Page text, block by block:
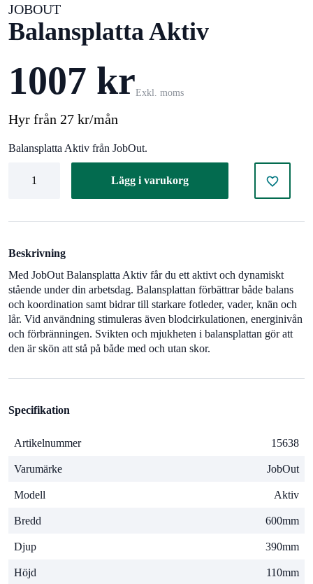
JOBOUT
Balansplatta Aktiv
1007 krExkl. moms
Hyr från 27 kr/mån
Balansplatta Aktiv från JobOut.
Balansplatta
Lägg i varukorg
Beskrivning
Med JobOut Balansplatta Aktiv får du ett aktivt och dynamiskt
stående under din arbetsdag. Balansplattan förbättrar både balans
och koordination samt bidrar till starkare fotleder, vader, knän och
lår. Vid användning stimuleras även blodcirkulationen, energinivån
och förbränningen. Svikten och mjukheten i balansplattan gör att
den är skön att stå på både med och utan skor.
Specifikation
Artikelnummer 15638
Varumärke JobOut
Modell Aktiv
Bredd 600mm
Djup 390mm
Höjd 110mm